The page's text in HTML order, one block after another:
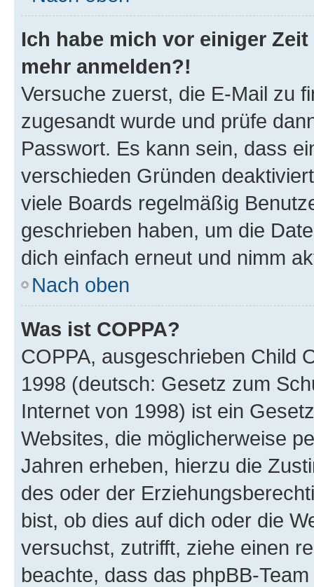
Ich habe mich vor einiger
mehr anmelden?!
Versuche zuerst, die E-Mail zu
zugesandt wurde und prüfe
Passwort. Es kann sein, dass
verschieden Gründen
viele Boards regelmäßig
geschrieben haben, um die
dich einfach erneut und nimm
Nach oben
Was ist COPPA?
COPPA, ausgeschrieben Child
1998 (deutsch: Gesetz zum
Internet von 1998) ist ein
Websites, die möglicherweise
Jahren erheben, hierzu die
des oder der
bist, ob dies auf dich oder die
versuchst, zutrifft, ziehe einen
beachte, dass das phpBB-